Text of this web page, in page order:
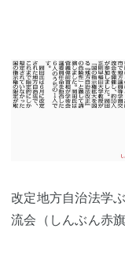
改定地方自治法学
流会（しんぶん赤